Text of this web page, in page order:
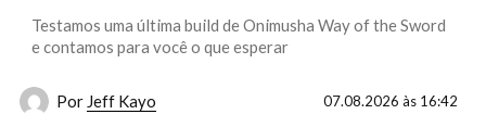
Testamos uma última build de Onimusha Way of the Sword
e contamos para você o que esperar
Por Jeff Kayo 07.08.2026 às 16:42